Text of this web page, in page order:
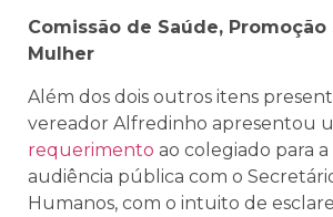
Comissão de Saúde, Promoção
Mulher
Além dos dois outros itens
vereador Alfredinho apresentou
requerimento ao colegiado para
audiência pública com o
Humanos, com o intuito de